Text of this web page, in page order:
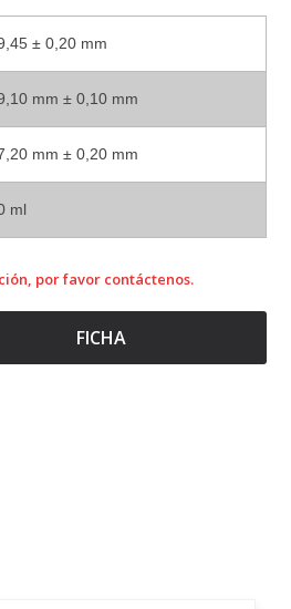
± 0,20 mm
mm ± 0,10 mm
mm ± 0,20 mm
ml
por favor contáctenos.
FICHA